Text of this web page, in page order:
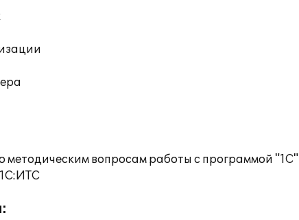
методическим вопросам работы с программой "1С"